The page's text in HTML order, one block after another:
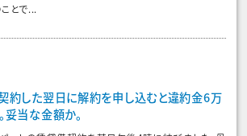
とで...
約した翌日に解約を申し込むと違約金6万
妥当な金額か。